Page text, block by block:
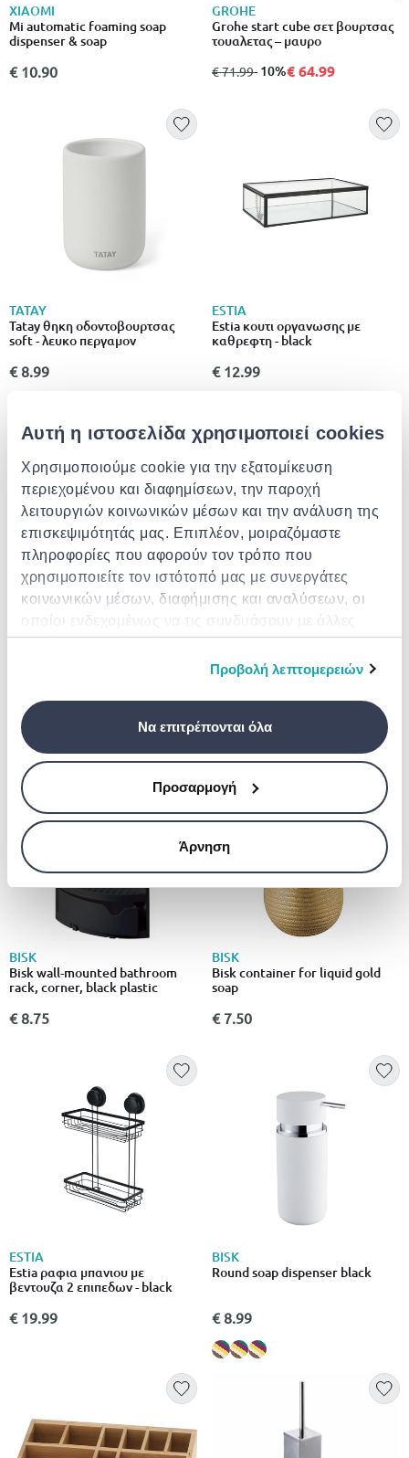
Αυτή η ιστοσελίδα χρησιμοποιεί cookies
Χρησιμοποιούμε cookie για την εξατομίκευση
περιεχομένου και διαφημίσεων, την παροχή
λειτουργιών κοινωνικών μέσων και την ανάλυση της
επισκεψιμότητάς μας. Επιπλέον, μοιραζόμαστε
πληροφορίες που αφορούν τον τρόπο που
χρησιμοποιείτε τον ιστότοπό μας με συνεργάτες
κοινωνικών μέσων, διαφήμισης και αναλύσεων, οι
οποίοι ενδεχομένως να τις συνδυάσουν με άλλες
πληροφορίες που τους έχετε παραχωρήσει ή τις
οποίες έχουν συλλέξει σε σχέση με την από μέρους
Προβολή λεπτομερειών
Να επιτρέπονται όλα
Προσαρμογή
Άρνηση
XIAOMI
Mi automatic foaming soap
dispenser & soap
€ 10.90
GROHE
Grohe start cube σετ βουρτσας
τουαλετας – μαυρο
από
€ 71.99σε
- 10%€ 64.99
TATAY
Tatay θηκη οδοντοβουρτσας
soft - λευκο περγαμον
€ 8.99
ESTIA
Estia κουτι οργανωσης με
καθρεφτη - black
€ 12.99
bamboo lid black
Tatay δοχειο υγρου σαπουνιου
€ 29.00
BISK
Bisk wall-mounted bathroom
rack, corner, black plastic
€ 8.75
BISK
Bisk container for liquid gold
soap
€ 7.50
ESTIA
Estia ραφια μπανιου με
βεντουζα 2 επιπεδων - black
€ 19.99
BISK
Round soap dispenser black
€ 8.99